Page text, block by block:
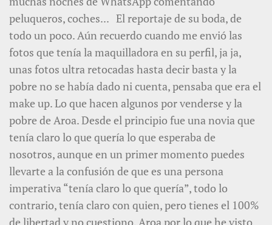
peluqueros, coches... El reportaje de su boda, de
todo un poco. Aún recuerdo cuando me envió las
fotos que tenía la maquilladora en su perfil, ja ja,
unas fotos ultra retocadas hasta decir basta y la
pobre no se había dado ni cuenta, pensaba que era el
make up. Lo que hacen algunos por venderse y la
pobre de Aroa. Desde el principio fue una novia que
tenía claro lo que quería lo que esperaba de
nosotros, aunque en un primer momento puedes
llevarte a la confusión de que es una persona
imperativa “tenía claro lo que quería”, todo lo
contrario, tenía claro con quien, pero tienes el 100%
de libertad y no cuestiono. Aroa por lo que he visto